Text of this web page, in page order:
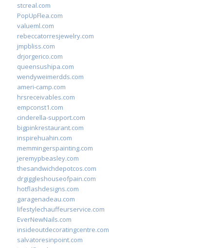
stcreal.com
PopUpFlea.com
valueml.com
rebeccatorresjewelry.com
jmpbliss.com
drjorgerico.com
queensushipa.com
wendyweimerdds.com
ameri-camp.com
hrsreceivables.com
empconst1.com
cinderella-support.com
bigpinkrestaurant.com
inspirehuahin.com
memmingerspainting.com
jeremypbeasley.com
thesandwichdepotcos.com
drgiggleshouseofpain.com
hotflashdesigns.com
garagenadeau.com
lifestylechauffeurservice.com
EverNewNails.com
insideoutdecoratingcentre.com
salvatoresinpoint.com